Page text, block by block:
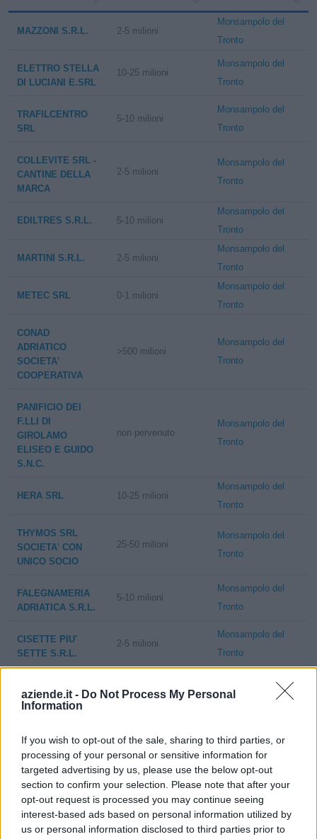
aziende.it - Do Not Process My Personal
Information
If you wish to opt-out of the sale, sharing to third parties, or
processing of your personal or sensitive information for
targeted advertising by us, please use the below opt-out
section to confirm your selection. Please note that after your
opt-out request is processed you may continue seeing
interest-based ads based on personal information utilized by
us or personal information disclosed to third parties prior to
MAZZONI S.R.L. 2-5 milioni
Monsampolo del
Tronto
ELETTRO STELLA
DI LUCIANI E.SRL
10-25 milioni
Monsampolo del
Tronto
TRAFILCENTRO
SRL
5-10 milioni
Monsampolo del
Tronto
COLLEVITE SRL -
CANTINE DELLA
MARCA
2-5 milioni
Monsampolo del
Tronto
EDILTRES S.R.L. 5-10 milioni
Monsampolo del
Tronto
MARTINI S.R.L. 2-5 milioni
Monsampolo del
Tronto
METEC SRL 0-1 milioni
Monsampolo del
Tronto
CONAD
ADRIATICO
SOCIETA'
COOPERATIVA
>500 milioni
Monsampolo del
Tronto
PANIFICIO DEI
F.LLI DI
GIROLAMO
ELISEO E GUIDO
S.N.C.
non pervenuto
Monsampolo del
Tronto
HERA SRL 10-25 milioni
Monsampolo del
Tronto
THYMOS SRL
SOCIETA' CON
UNICO SOCIO
25-50 milioni
Monsampolo del
Tronto
FALEGNAMERIA
ADRIATICA S.R.L.
5-10 milioni
Monsampolo del
Tronto
CISETTE PIU'
SETTE S.R.L.
2-5 milioni
Monsampolo del
Tronto
CARRY S.R.L.
10-25 milioni
Monsampolo del
Tronto
S.R.L.
10-25 milioni
Tronto
ADDIS SRL 50-100 milioni
Monsampolo del
Tronto
CRIVEDIL
SOCIETA' A
5-10 milioni
Monsampolo del